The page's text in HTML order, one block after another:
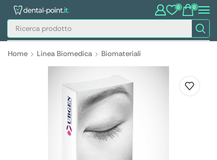
0 0
Home Linea Biomedica Biomateriali